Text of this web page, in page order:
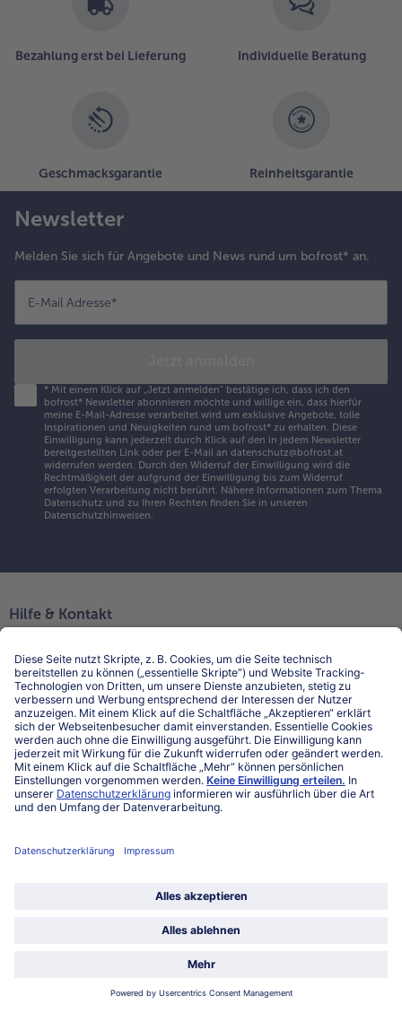
Bezahlung erst bei Lieferung Individuelle Beratung
Geschmacksgarantie Reinheitsgarantie
Newsletter
Melden Sie sich für Angebote und News rund um bofrost* an.
E-Mail Adresse*
* Mit einem Klick auf „Jetzt anmelden" bestätige ich, dass ich den
bofrost* Newsletter abonnieren möchte und willige ein, dass hierfür
meine E-Mail-Adresse verarbeitet wird um exklusive Angebote, tolle
Inspirationen und Neuigkeiten rund um bofrost* zu erhalten. Diese
Einwilligung kann jederzeit durch Klick auf den in jedem Newsletter
bereitgestellten Link oder per E-Mail an datenschutz@bofrost.at
widerrufen werden. Durch den Widerruf der Einwilligung wird die
Rechtmäßigkeit der aufgrund der Einwilligung bis zum Widerruf
erfolgten Verarbeitung nicht berührt. Nähere Informationen zum Thema
Datenschutz und zu Ihren Rechten finden Sie in unseren
Datenschutzhinweisen.
Hilfe & Kontakt
Kontakt
FAQ
Service
Unternehmen